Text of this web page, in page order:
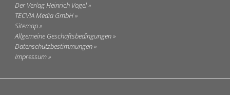
Der Verlag Heinrich Vogel
TECVIA Media GmbH
Sitemap
Allgemeine Geschäftsbedingungen
Datenschutzbestimmungen
Impressum